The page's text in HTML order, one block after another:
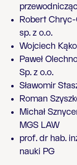
Robert
sp. z o.o.
Wojciech
Paweł
Sp. z o.o.
Sławomir
Roman
Michał
MGS LAW
prof. dr hab.
nauki PG